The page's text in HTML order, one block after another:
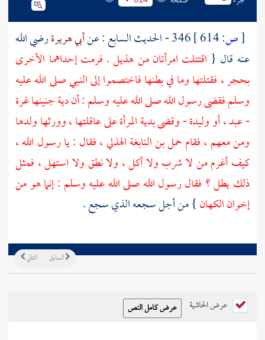
[ص: 346 - الحديث السابع : عن أبي هريرةرضي الله
عنه قال { اقتتلت امرأتان منهذيل. فرمت إحداهما الأخرى
بحجر ، فقتلتها وما في بطنها فاختصموا إلى النبي صلى الله عليه
وسلم فقضى رسول الله صلى الله عليه وسلم : أن دية جنينها غرة
- عبد ، أو وليدة - وقضى بدية المرأة على عاقلتها ، وورثها ولدها
ومن معهم ، فقامحمل بن النابغة الهذلي، فقال : يا رسول الله ،
كيف أغرم من لا شرب ولا أكل ، ولا نطق ولا استهل ، فمثل
ذلك يطل ؟ فقال رسول الله صلى الله عليه وسلم : إنما هو من
إخوان الكهان} من أجل سجعه الذي سجع .
التالي السابق
عرض الحاشية